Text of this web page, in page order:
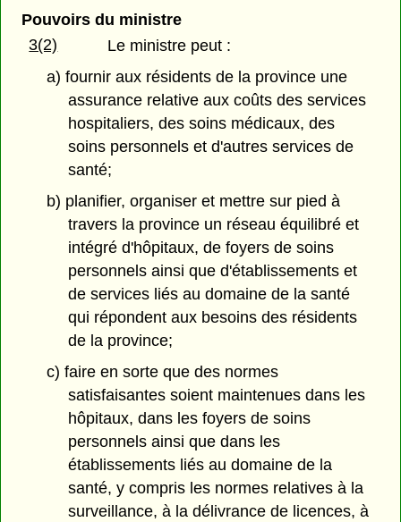
Pouvoirs du ministre
3(2)
Le ministre peut :
a) fournir aux résidents de la province une
assurance relative aux coûts des services
hospitaliers, des soins médicaux, des
soins personnels et d'autres services de
santé;
b) planifier, organiser et mettre sur pied à
travers la province un réseau équilibré et
intégré d'hôpitaux, de foyers de soins
personnels ainsi que d'établissements et
de services liés au domaine de la santé
qui répondent aux besoins des résidents
de la province;
c) faire en sorte que des normes
satisfaisantes soient maintenues dans les
hôpitaux, dans les foyers de soins
personnels ainsi que dans les
établissements liés au domaine de la
santé, y compris les normes relatives à la
surveillance, à la délivrance de licences, à